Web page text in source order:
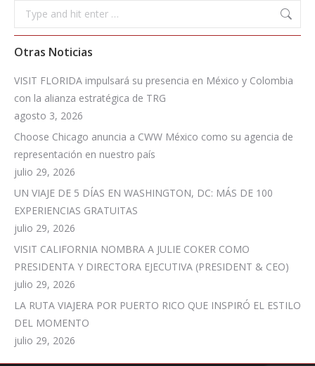
Search:
Otras Noticias
VISIT FLORIDA impulsará su presencia en México y Colombia
con la alianza estratégica de TRG
agosto 3, 2026
Choose Chicago anuncia a CWW México como su agencia de
representación en nuestro país
julio 29, 2026
UN VIAJE DE 5 DÍAS EN WASHINGTON, DC: MÁS DE 100
EXPERIENCIAS GRATUITAS
julio 29, 2026
VISIT CALIFORNIA NOMBRA A JULIE COKER COMO
PRESIDENTA Y DIRECTORA EJECUTIVA (PRESIDENT & CEO)
julio 29, 2026
LA RUTA VIAJERA POR PUERTO RICO QUE INSPIRÓ EL ESTILO
DEL MOMENTO
julio 29, 2026